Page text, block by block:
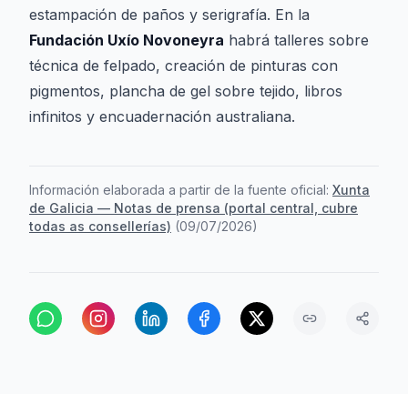
estampación de paños y serigrafía. En la
Fundación Uxío Novoneyra habrá talleres sobre
técnica de felpado, creación de pinturas con
pigmentos, plancha de gel sobre tejido, libros
infinitos y encuadernación australiana.
Información elaborada a partir de la fuente oficial: Xunta
de Galicia — Notas de prensa (portal central, cubre
todas as consellerías) (09/07/2026)